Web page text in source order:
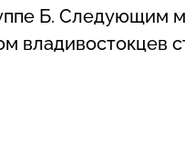
Б. Следующим
владивостокцев